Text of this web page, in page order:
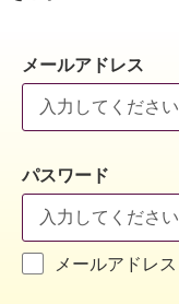
メールアドレス
パスワード
メールアドレ